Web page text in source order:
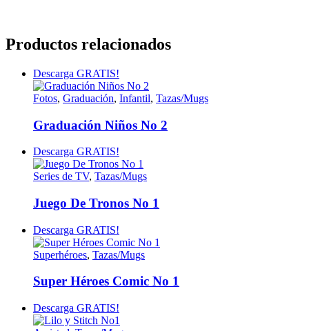
Productos relacionados
Descarga GRATIS!
Fotos, Graduación, Infantil, Tazas/Mugs
Graduación Niños No 2
Descarga GRATIS!
Series de TV, Tazas/Mugs
Juego De Tronos No 1
Descarga GRATIS!
Superhéroes, Tazas/Mugs
Super Héroes Comic No 1
Descarga GRATIS!